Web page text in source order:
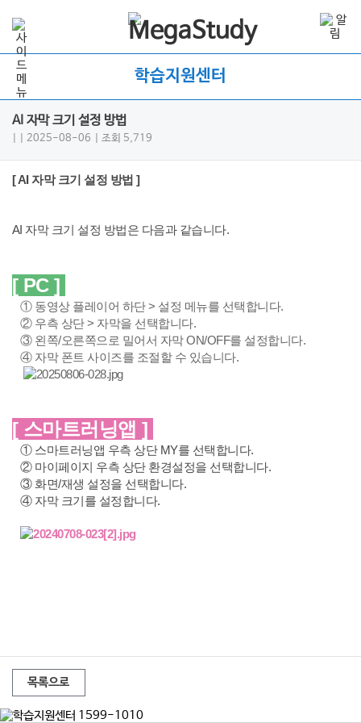
학습지원센터
AI 자막 크기 설정 방법
| 2025-08-06 | 조회 5,719
[ AI 자막 크기 설정 방법 ]
AI 자막 크기 설정 방법은 다음과 같습니다.
[ PC ]
① 동영상 플레이어 하단 > 설정 메뉴를 선택합니다.
② 우측 상단 > 자막을 선택합니다.
③ 왼쪽/오른쪽으로 밀어서 자막 ON/OFF를 설정합니다.
④ 자막 폰트 사이즈를 조절할 수 있습니다.
[ 스마트러닝앱 ]
① 스마트러닝앱 우측 상단 MY를 선택합니다.
② 마이페이지 우측 상단 환경설정을 선택합니다.
③ 화면/재생 설정을 선택합니다.
④ 자막 크기를 설정합니다.
목록으로